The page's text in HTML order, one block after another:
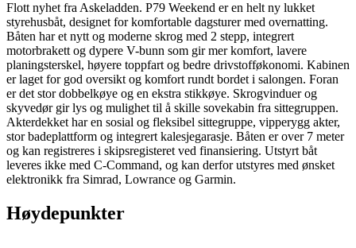
Flott nyhet fra Askeladden. P79 Weekend er en helt ny lukket
styrehusbåt, designet for komfortable dagsturer med overnatting.
Båten har et nytt og moderne skrog med 2 stepp, integrert
motorbrakett og dypere V-bunn som gir mer komfort, lavere
planingsterskel, høyere toppfart og bedre drivstofføkonomi. Kabinen
er laget for god oversikt og komfort rundt bordet i salongen. Foran
er det stor dobbelkøye og en ekstra stikkøye. Skrogvinduer og
skyvedør gir lys og mulighet til å skille sovekabin fra sittegruppen.
Akterdekket har en sosial og fleksibel sittegruppe, vipperygg akter,
stor badeplattform og integrert kalesjegarasje. Båten er over 7 meter
og kan registreres i skipsregisteret ved finansiering. Utstyrt båt
leveres ikke med C-Command, og kan derfor utstyres med ønsket
elektronikk fra Simrad, Lowrance og Garmin.
Høydepunkter